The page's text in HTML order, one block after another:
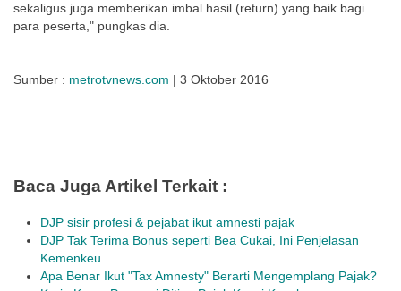
sekaligus juga memberikan imbal hasil (return) yang baik bagi
para peserta," pungkas dia.
Sumber : metrotvnews.com | 3 Oktober 2016
Baca Juga Artikel Terkait :
DJP sisir profesi & pejabat ikut amnesti pajak
DJP Tak Terima Bonus seperti Bea Cukai, Ini Penjelasan
Kemenkeu
Apa Benar Ikut "Tax Amnesty" Berarti Mengemplang Pajak?